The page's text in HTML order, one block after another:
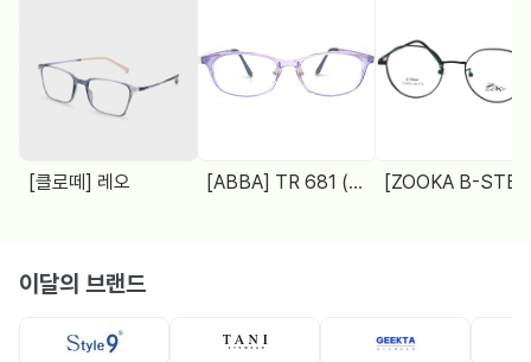
[클로떼] 레오 [ABBA] TR 681 (48□18 138)
이달의 브랜드